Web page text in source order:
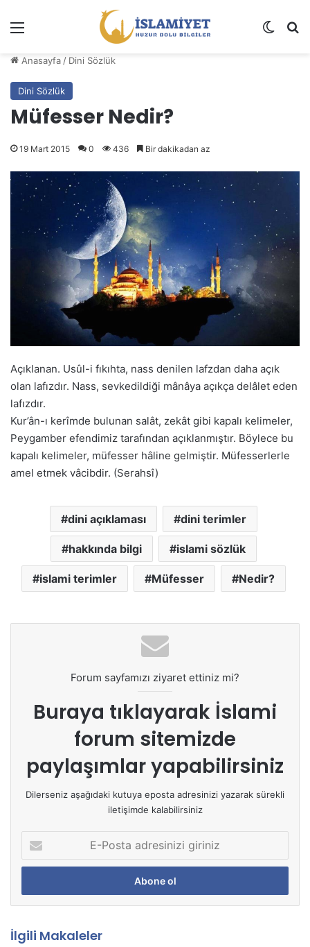
Dış
Anasayfa / Dini Sözlük
Dini Sözlük
Müfesser Nedir?
19 Mart 2015 0 436 Bir dakikadan az
Açıklanan. Usûl-i fıkıhta, nass denilen lafzdan daha açık
olan lafızdır. Nass, sevkedildiği mânâya açıkça delâlet eden
lafızdır.
Kur’ân-ı kerîmde bulunan salât, zekât gibi kapalı kelimeler,
Peygamber efendimiz tarafından açıklanmıştır. Böylece bu
kapalı kelimeler, müfesser hâline gelmiştir. Müfesserlerle
amel etmek vâcibdir. (Serahsî)
dini açıklaması dini terimler
hakkında bilgi islami sözlük
islami terimler Müfesser Nedir?
Forum sayfamızı ziyaret ettiniz mi?
Buraya tıklayarak İslami
forum sitemizde
paylaşımlar yapabilirsiniz
Dilerseniz aşağıdaki kutuya eposta adresinizi yazarak sürekli
iletişimde kalabilirsiniz
P
s
a
İlgili Makaleler